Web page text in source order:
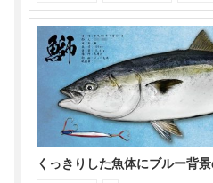
くっきりした魚体にブルー背